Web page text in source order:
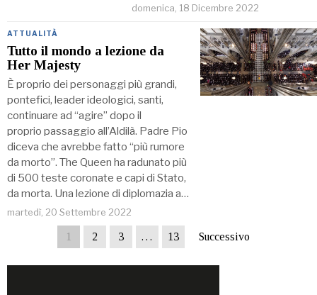
domenica, 18 Dicembre 2022
ATTUALITÀ
Tutto il mondo a lezione da
Her Majesty
È proprio dei personaggi più grandi,
pontefici, leader ideologici, santi,
continuare ad “agire” dopo il
proprio passaggio all’Aldilà. Padre Pio
diceva che avrebbe fatto “più rumore
da morto”. The Queen ha radunato più
di 500 teste coronate e capi di Stato,
da morta. Una lezione di diplomazia a…
martedì, 20 Settembre 2022
1 2 3 … 13 Successivo